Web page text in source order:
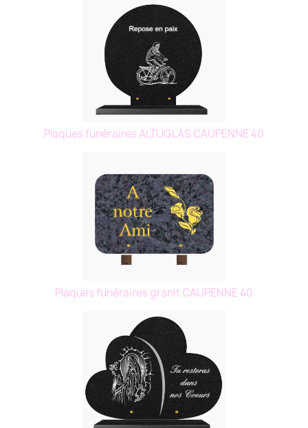
Plaques funéraires ALTUGLAS CAUPENNE 40
Plaques funéraires granit CAUPENNE 40